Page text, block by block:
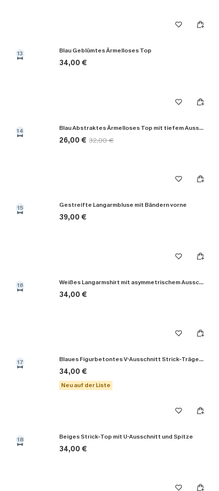
13 Blau Geblümtes Ärmelloses Top
34,00 €
14 Blau Abstraktes Ärmelloses Top mit tiefem Ausschnitt
26,00 € 32,00 €
15 Gestreifte Langarmbluse mit Bändern vorne
39,00 €
16 Weißes Langarmshirt mit asymmetrischem Ausschnitt
34,00 €
17 Blaues Figurbetontes V-Ausschnitt Strick-Träger-Top
34,00 €
Neu auf der Liste
18 Beiges Strick-Top mit U-Ausschnitt und Spitze
34,00 €